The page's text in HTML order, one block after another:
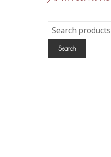
Search
for:
Search